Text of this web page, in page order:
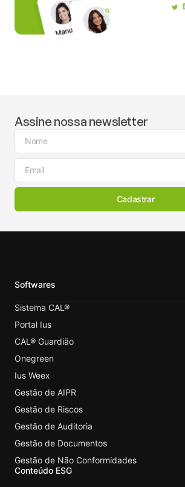
Assine nossa newsletter
Cadastrar
Softwares
Sistema CAL®
Portal Ius
CAL® Guardião
Onegreen
Ius Weex
Gestão de AIPR
Gestão de Riscos
Gestão de Auditoria
Gestão de Documentos
Gestão de Não Conformidades
Conteúdo ESG